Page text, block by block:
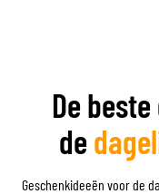
De
de
Geschenkideeën voor de